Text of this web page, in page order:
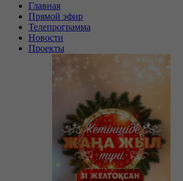
Главная
Прямой эфир
Телепрограмма
Новости
Проекты